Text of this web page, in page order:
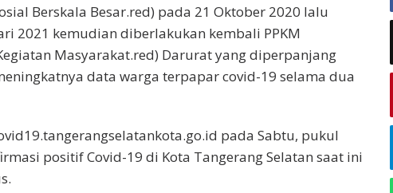
Berskala Besar.red) pada 21 Oktober 2020 lalu
2021 kemudian diberlakukan kembali PPKM
Masyarakat.red) Darurat yang diperpanjang
data warga terpapar covid-19 selama dua
pada Sabtu, pukul
positif Covid-19 di Kota Tangerang Selatan saat ini